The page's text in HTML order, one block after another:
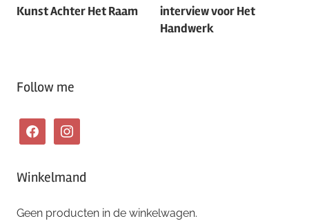
navigatie
Kunst Achter Het Raam
interview voor Het
Handwerk
Follow me
facebookinstagram
Winkelmand
Geen producten in de winkelwagen.